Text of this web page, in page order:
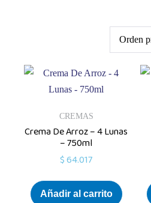
CREMAS
Crema De Arroz – 4 Lunas
– 750ml
$64.017
Añadir al carrito